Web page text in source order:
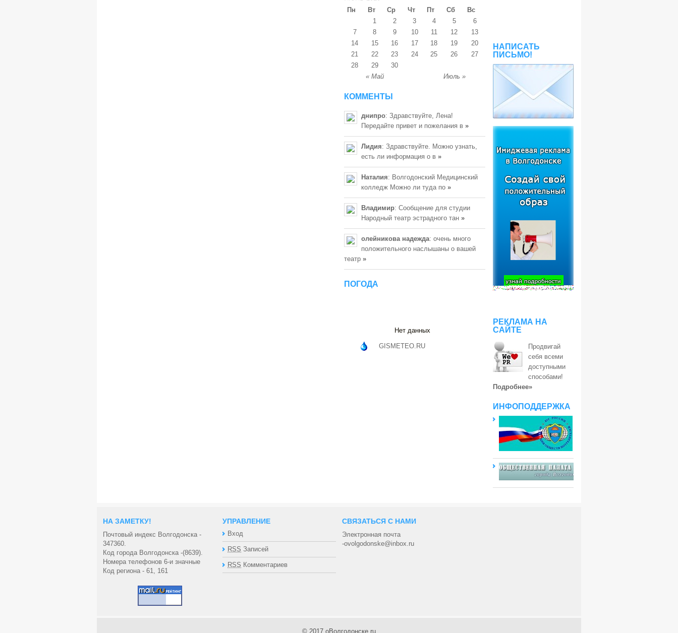
Пн
Вт Ср Чт Пт Сб Вс
« Май Июль »
1 2 3 4 5
6
7
8 9 10 11 12
13
14
15 16 17 18 19
20
21
22 23 24 25 26
27
28
29 30
КОММЕНТЫ
днипро: Здравствуйте, Лена!
Передайте привет и пожелания в »
Лидия: Здравствуйте. Можно узнать,
есть ли информация о в »
Наталия: Волгодонский Медицинский
колледж Можно ли туда по »
Владимир: Сообщение для студии
Народный театр эстрадного тан »
олейникова надежда: очень много
положительного наслышаны о вашей
театр »
ПОГОДА
Нет данных
GISMETEO.RU
НАПИСАТЬ
ПИСЬМО!
РЕКЛАМА НА
САЙТЕ
Продвигай
себя всеми
доступными
способами!
Подробнее»
ИНФОПОДДЕРЖКА
НА ЗАМЕТКУ!
Почтовый индекс Волгодонска -
347360.
Код города Волгодонска -(8639).
Номера телефонов 6-и значные
Код региона - 61, 161
УПРАВЛЕНИЕ
Вход
RSS Записей
RSS Комментариев
СВЯЗАТЬСЯ С НАМИ
Электронная почта
-ovolgodonske@inbox.ru
© 2017 оВолгодонске.ru